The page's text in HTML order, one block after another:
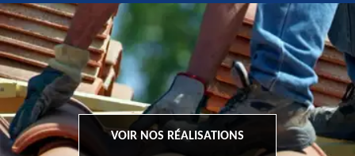
VOIR NOS RÉALISATIONS